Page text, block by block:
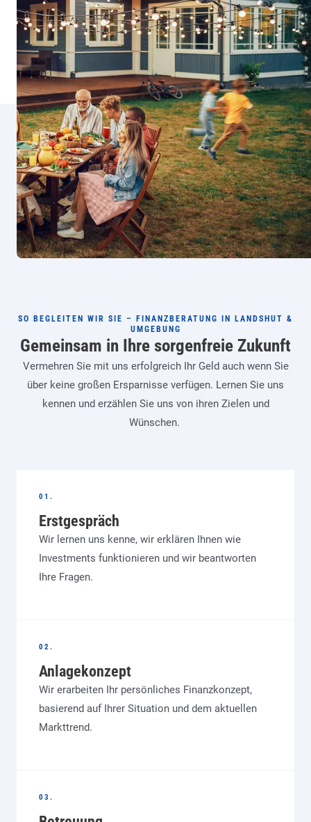
SO BEGLEITEN WIR SIE – FINANZBERATUNG IN LANDSHUT &
UMGEBUNG
Gemeinsam in Ihre sorgenfreie Zukunft
Vermehren Sie mit uns erfolgreich Ihr Geld auch wenn Sie
über keine großen Ersparnisse verfügen. Lernen Sie uns
kennen und erzählen Sie uns von ihren Zielen und
Wünschen.
01.
Erstgespräch
Wir lernen uns kenne, wir erklären Ihnen wie
Investments funktionieren und wir beantworten
Ihre Fragen.
02.
Anlagekonzept
Wir erarbeiten Ihr persönliches Finanzkonzept,
basierend auf Ihrer Situation und dem aktuellen
Markttrend.
03.